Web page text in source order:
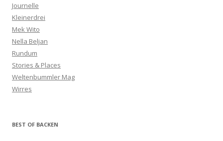
Journelle
Kleinerdrei
Mek Wito
Nella Beljan
Rundum
Stories & Places
Weltenbummler Mag
Wirres
BEST OF BACKEN